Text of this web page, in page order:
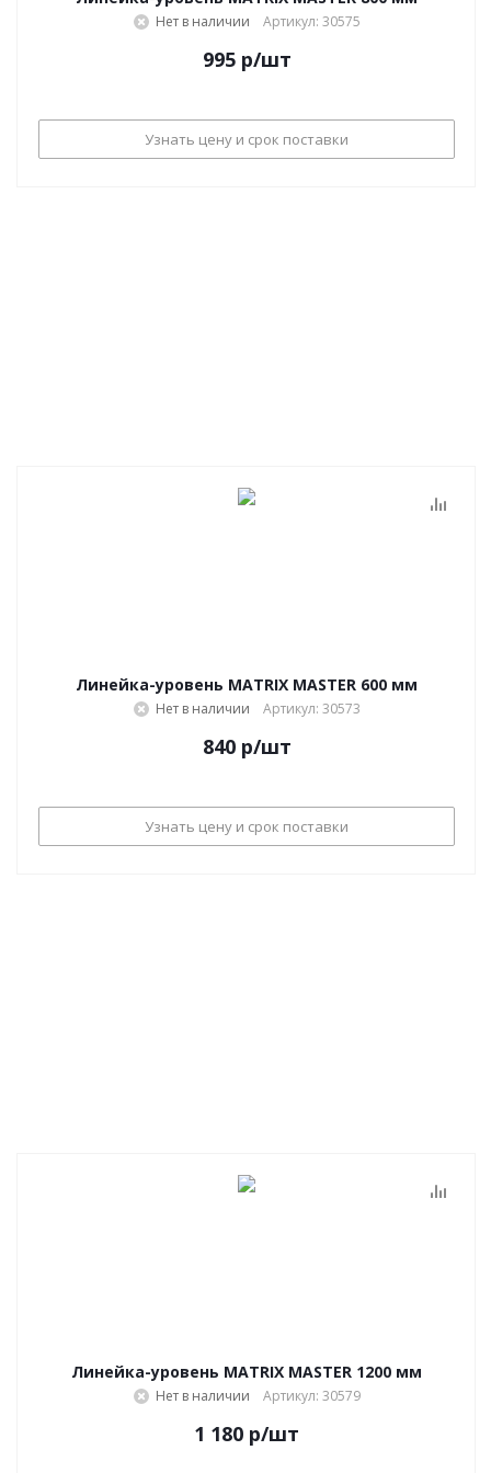
Нет в наличии Артикул: 30575
995р/шт
Узнать цену и срок поставки
Линейка-уровень MATRIX MASTER 600 мм
Нет в наличии Артикул: 30573
840р/шт
Узнать цену и срок поставки
Линейка-уровень MATRIX MASTER 1200 мм
Нет в наличии Артикул: 30579
1 180 р/шт